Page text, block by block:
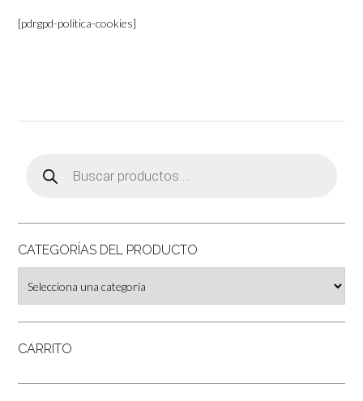
[pdrgpd-politica-cookies]
productos
CATEGORÍAS DEL PRODUCTO
CARRITO